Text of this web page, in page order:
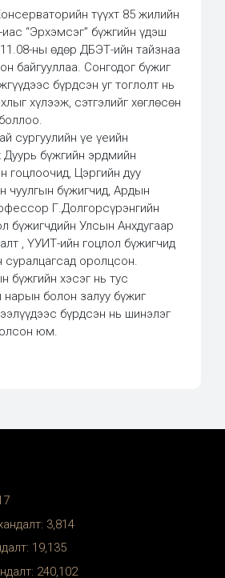
түүхт 85 жилийн
“Эрхэмсэг” бүжгийн үдэш
ны өдөр ДБЭТ-ийн тайзнаа
байгууллаа. Сонгодог бүжиг
бүрдсэн уг тоглолт нь
хүлээж, сэтгэлийг хөглөсөн
сургуулийн үе үеийн
Дуурь бүжгийн эрдмийн
гоцлоочид, Цэргийн дуу
чуулгын бүжигчид, Ардын
Г.Долгорсүрэнгийн
бүжигчдийн Улсын Анхдугаар
, ҮУИТ-ийн гоцлол бүжигчид
оролцсон.
бүжгийн хэсэг нь тус
нарын болон залуу бүжиг
бүрдсэн нь шинэлэг
юм.
3,814
19,135
240,102